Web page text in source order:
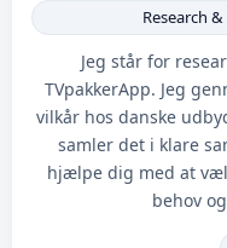
Research
Jeg står for
TVpakkerApp. Jeg
vilkår hos danske
samler det i klare
hjælpe dig med at
behov